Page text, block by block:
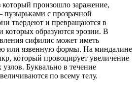
который произошло заражение,
пузырьками с прозрачной
твердеют и превращаются в
которых образуются эрозии. В
сифилис может иметь
или язвенную формы. На миндалине
который провоцирует увеличение
Буквально в течение
по всему телу.